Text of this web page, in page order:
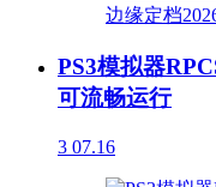
PS3模拟器
可流畅运行
3 07.16